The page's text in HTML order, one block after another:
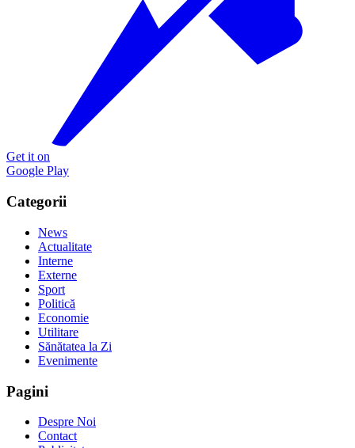
Get it on
Google Play
Categorii
News
Actualitate
Interne
Externe
Sport
Politică
Economie
Utilitare
Sănătatea la Zi
Evenimente
Pagini
Despre Noi
Contact